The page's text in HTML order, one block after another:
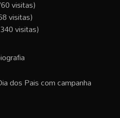
visitas)
visitas)
visitas)
dos Pais com campanha